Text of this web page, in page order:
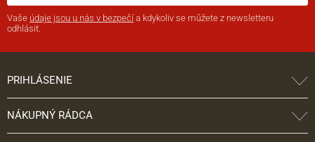
Vaše údaje jsou u nás v bezpečí a kdykoliv se můžete z newsletteru
odhlásit.
PRIHLÁSENIE
NÁKUPNÝ RÁDCA